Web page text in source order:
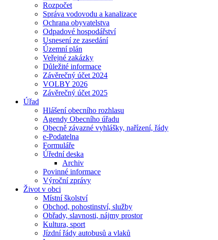
Rozpočet
Správa vodovodu a kanalizace
Ochrana obyvatelstva
Odpadové hospodářství
Usnesení ze zasedání
Územní plán
Veřejné zakázky
Důležité informace
Závěrečný účet 2024
VOLBY 2026
Závěrečný účet 2025
Úřad
Hlášení obecního rozhlasu
Agendy Obecního úřadu
Obecně závazné vyhlášky, nařízení, řády
e-Podatelna
Formuláře
Úřední deska
Archiv
Povinné informace
Výroční zprávy
Život v obci
Místní školství
Obchod, pohostinství, služby
Obřady, slavnosti, nájmy prostor
Kultura, sport
Jízdní řády autobusů a vlaků